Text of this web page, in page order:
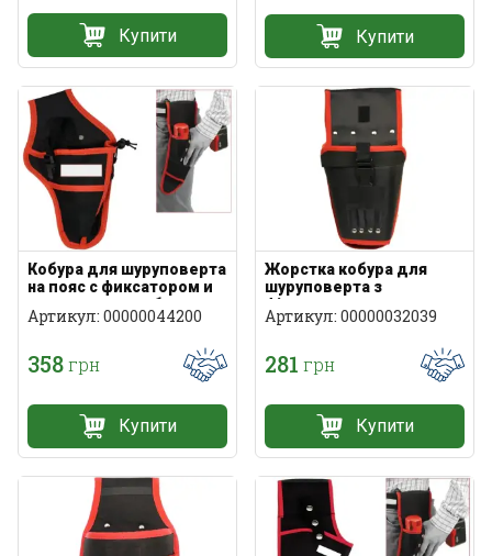
Купити Купити
Кобура для шуруповерта
на пояс с фиксатором и
карманами для бит
Артикул: 00000044200
358грн
Купити
Жорстка кобура для
шуруповерта з
фіксатором та кишенями
для біт
Артикул: 00000032039
281 грн
Купити